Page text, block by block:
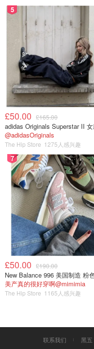
一杯夏天必备的桃子气
5
£50.00 £165.00
@adidasOriginals
The Hip Store 1275人感兴趣
7
£50.00 £190.00
New Balance 996 美国制造 粉
美产真的很好穿啊@mimimia
The Hip Store 1165人感兴趣
联系我们 黑五